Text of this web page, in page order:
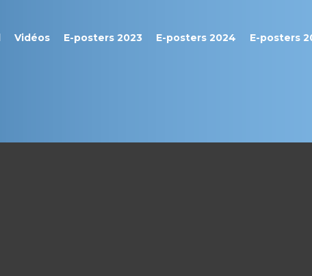
Vidéos E-posters 2023 E-posters 2024 E-posters